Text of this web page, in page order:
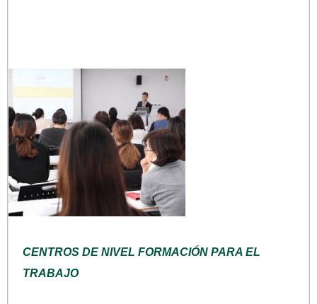
CENTROS DE NIVEL FORMACIÓN PARA EL
TRABAJO